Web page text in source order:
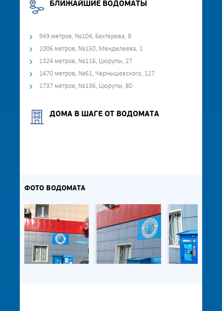
БЛИЖАЙШИЕ ВОДОМАТЫ
949 метров, №104, Бехтерева, 8
1006 метров, №150, Менделеева, 1
1324 метров, №116, Цюрупы, 27
1470 метров, №61, Чернышевского, 127
1737 метров, №136, Цюрупы, 80
ДОМА В ШАГЕ ОТ ВОДОМАТА
ФОТО ВОДОМАТА